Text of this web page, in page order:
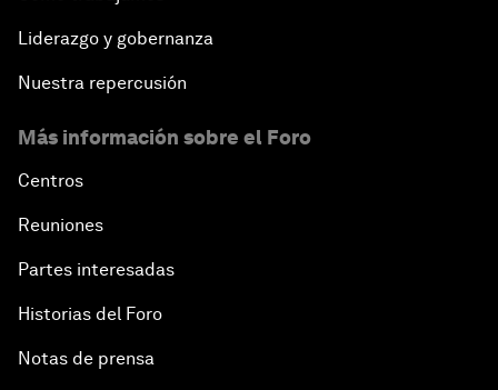
Liderazgo y gobernanza
Nuestra repercusión
Más información sobre el Foro
Centros
Reuniones
Partes interesadas
Historias del Foro
Notas de prensa